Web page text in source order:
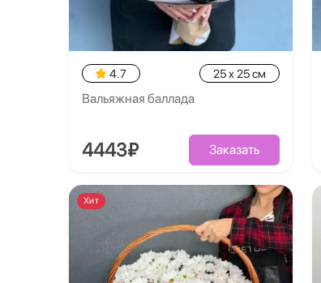
4.7 25 x 25 см
Вальяжная баллада
4443₽ Заказать
Хит